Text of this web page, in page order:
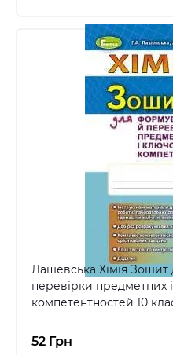
Лашевська Хімія
перевірки предметних
компетентностей 10
52 Грн